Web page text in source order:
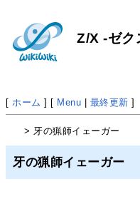
Z/X -ゼ
[ ホーム ] [ Menu | 最終更新 ]
> 牙の猟師イェーガー
牙の猟師イェーガー